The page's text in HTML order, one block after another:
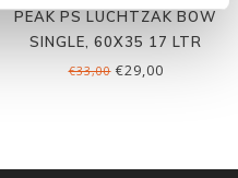
PEAK PS LUCHTZAK BOW
SINGLE, 60X35 17 LTR
€33,00€29,00